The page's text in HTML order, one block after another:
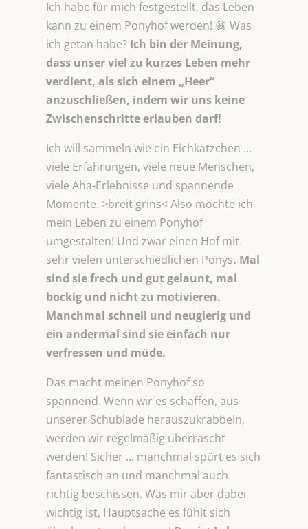
Ich habe für mich festgestellt, das Leben
kann zu einem Ponyhof werden! 😀 Was
ich getan habe? Ich bin der Meinung,
dass unser viel zu kurzes Leben mehr
verdient, als sich einem „Heer“
anzuschließen, indem wir uns keine
Zwischenschritte erlauben darf!
Ich will sammeln wie ein Eichkätzchen …
viele Erfahrungen, viele neue Menschen,
viele Aha-Erlebnisse und spannende
Momente. >breit grins< Also möchte ich
mein Leben zu einem Ponyhof
umgestalten! Und zwar einen Hof mit
sehr vielen unterschiedlichen Ponys. Mal
sind sie frech und gut gelaunt, mal
bockig und nicht zu motivieren.
Manchmal schnell und neugierig und
ein andermal sind sie einfach nur
verfressen und müde.
Das macht meinen Ponyhof so
spannend. Wenn wir es schaffen, aus
unserer Schublade herauszukrabbeln,
werden wir regelmäßig überrascht
werden! Sicher … manchmal spürt es sich
fantastisch an und manchmal auch
richtig beschissen. Was mir aber dabei
wichtig ist, Hauptsache es fühlt sich